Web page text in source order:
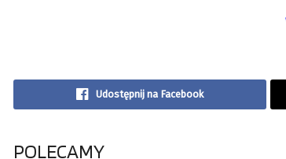
Udostępnij na Facebook
POLECAMY